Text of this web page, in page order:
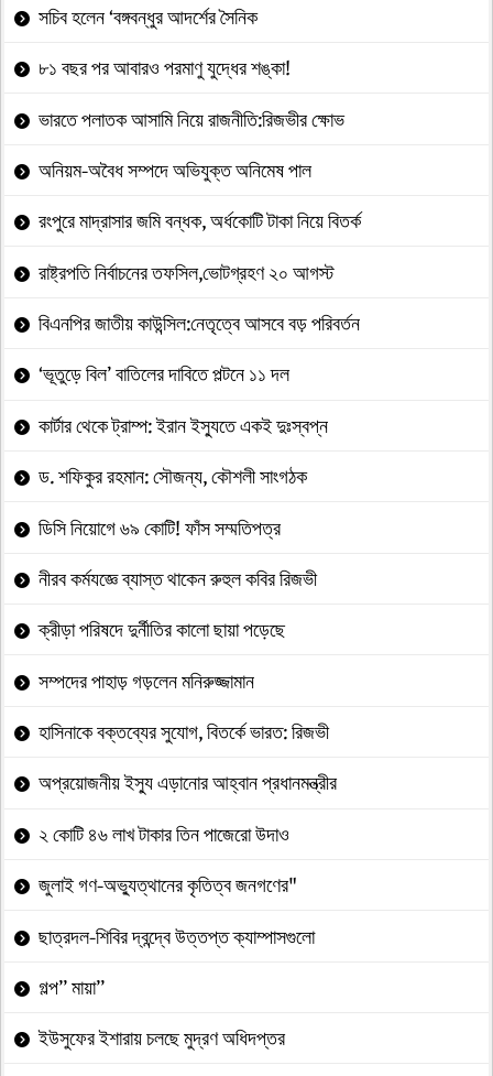
সচিব হলেন ‘বঙ্গবন্ধুর আদর্শের সৈনিক
৮১ বছর পর আবারও পরমাণু যুদ্ধের শঙ্কা!
ভারতে পলাতক আসামি নিয়ে রাজনীতি:রিজভীর ক্ষোভ
অনিয়ম-অবৈধ সম্পদে অভিযুক্ত অনিমেষ পাল
রংপুরে মাদ্রাসার জমি বন্ধক, অর্ধকোটি টাকা নিয়ে বিতর্ক
রাষ্ট্রপতি নির্বাচনের তফসিল,ভোটগ্রহণ ২০ আগস্ট
বিএনপির জাতীয় কাউন্সিল:নেতৃত্বে আসবে বড় পরিবর্তন
‘ভূতুড়ে বিল’ বাতিলের দাবিতে পল্টনে ১১ দল
কার্টার থেকে ট্রাম্প: ইরান ইস্যুতে একই দুঃস্বপ্ন
ড. শফিকুর রহমান: সৌজন্য, কৌশলী সাংগঠক
ডিসি নিয়োগে ৬৯ কোটি! ফাঁস সম্মতিপত্র
নীরব কর্মযজ্ঞে ব্যাস্ত থাকেন রুহুল কবির রিজভী
ক্রীড়া পরিষদে দুর্নীতির কালো ছায়া পড়েছে
সম্পদের পাহাড় গড়লেন মনিরুজ্জামান
হাসিনাকে বক্তব্যের সুযোগ, বিতর্কে ভারত: রিজভী
অপ্রয়োজনীয় ইস্যু এড়ানোর আহ্বান প্রধানমন্ত্রীর
২ কোটি ৪৬ লাখ টাকার তিন পাজেরো উদাও
জুলাই গণ-অভ্যুত্থানের কৃতিত্ব জনগণের"
ছাত্রদল-শিবির দ্বন্দ্বে উত্তপ্ত ক্যাম্পাসগুলো
গল্প” মায়া”
ইউসুফের ইশারায় চলছে মুদ্রণ অধিদপ্তর